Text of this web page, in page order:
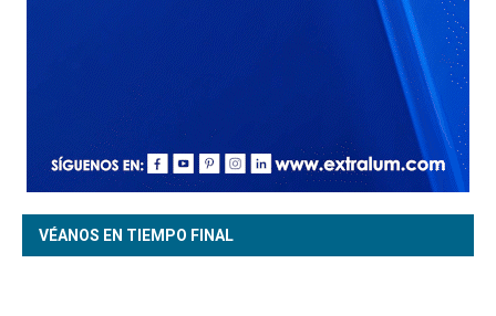
VÉANOS EN TIEMPO FINAL